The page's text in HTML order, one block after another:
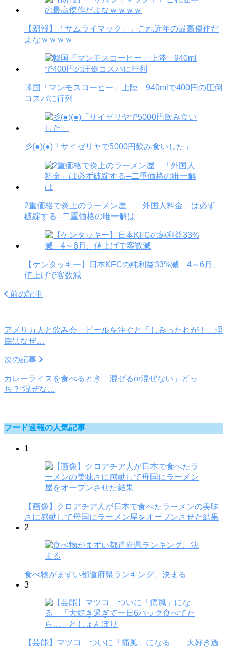
【朗報】「サムライマック」←これ近年の最高傑作だ
よなｗｗｗｗ
韓国「マンモスコーヒー」上陸 940mlで400円の圧倒
コスパに行列
彡(●)(●)「サイゼリヤで5000円飲み食いした」
2重価格で炎上のラーメン屋 「外国人料金」は必ず
破綻する─二重価格の唯一解は
【ケンタッキー】日本KFCの純利益33%減 4～6月、
値上げで客数減
前の記事
アメリカ人と飲み会 ビールを注ぐと「しみったれが！」理
由はなぜ…
次の記事
カレーライスを食べるとき「混ぜるor混ぜない」どっ
ち？“混ぜな…
フード速報の人気記事
1
【画像】クロアチア人が日本で食べたラーメンの美味
さに感動して母国にラーメン屋をオープンさせた結果
2
食べ物がまずい都道府県ランキング、決まる
3
【芸能】マツコ ついに「痛風」になる 「大好き過